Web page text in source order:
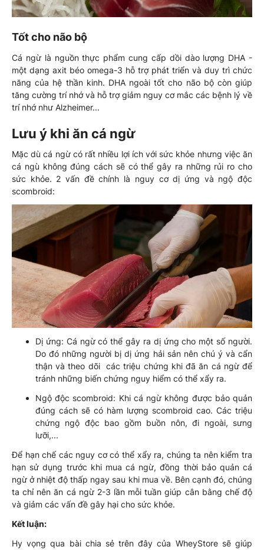
Tốt cho não bộ
Cá ngừ là nguồn thực phẩm cung cấp dồi dào lượng DHA -
một dạng axit béo omega-3 hỗ trợ phát triển và duy trì chức
năng của hệ thần kinh. DHA ngoài tốt cho não bộ còn giúp
tăng cường trí nhớ và hỗ trợ giảm nguy cơ mắc các bệnh lý về
trí nhớ như Alzheimer...
Lưu ý khi ăn cá ngừ
Mặc dù cá ngừ có rất nhiều lợi ích với sức khỏe nhưng việc ăn
cá ngù không đúng cách sẽ có thể gây ra những rủi ro cho
sức khỏe. 2 vấn đề chính là nguy cơ dị ứng và ngộ độc
scombroid:
Dị ứng: Cá ngừ có thể gây ra dị ứng cho một số người.
Do đó những người bị dị ứng hải sản nên chú ý và cẩn
thận và theo dõi các triệu chứng khi đã ăn cá ngừ để
tránh những biến chứng nguy hiểm có thể xẩy ra.
Ngộ độc scombroid: Khi cá ngừ không được bảo quản
đúng cách sẽ có hàm lượng scombroid cao. Các triệu
chứng ngộ độc bao gồm buồn nôn, đi ngoài, sưng
lưỡi,...
Để hạn chế các nguy cơ có thể xẩy ra, chúng ta nên kiểm tra
hạn sử dụng trước khi mua cá ngừ, đồng thời bảo quản cá
ngừ ở nhiệt độ thấp ngay sau khi mua về. Bên cạnh đó, chúng
ta chỉ nên ăn cá ngừ 2-3 lần mỗi tuần giúp cân bằng chế độ
và giảm các vấn đề gây hại cho sức khỏe.
Kết luận:
Hy vọng qua bài chia sẻ trên đây của WheyStore sẽ giúp